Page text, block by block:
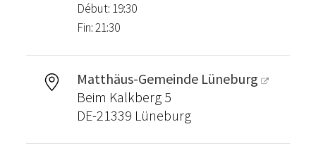
Début: 19:30
Fin: 21:30
Matthäus-Gemeinde Lüneburg
Beim Kalkberg 5
DE-21339 Lüneburg